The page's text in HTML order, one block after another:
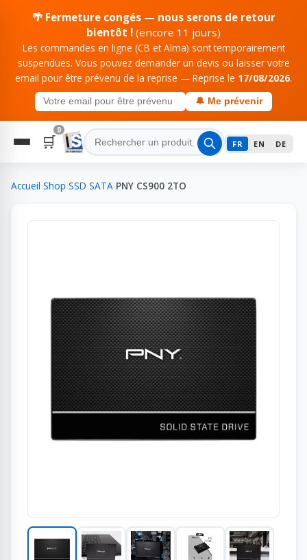
🌴 Fermeture congés — nous serons de retour
bientôt ! (encore 11 jours)
Les commandes en ligne (CB et Alma) sont temporairement
suspendues. Vous pouvez demander un devis ou laisser votre
email pour être prévenu de la reprise — Reprise le 17/08/2026.
🔔 Me prévenir
🛒
0
FR EN DE
Accueil Shop SSD SATA PNY CS900 2TO